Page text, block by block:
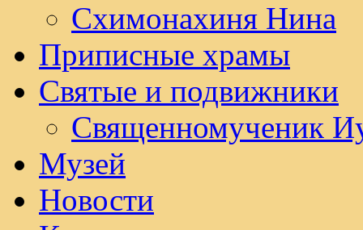
Схимонахиня Нина
Приписные храмы
Святые и подвижники
Священномученик
Музей
Новости